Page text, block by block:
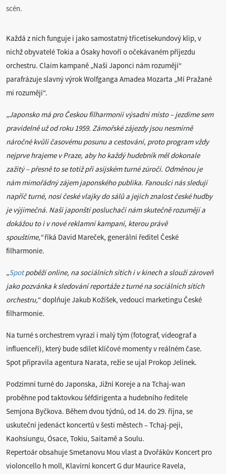
scén.
Každá z nich funguje i jako samostatný třicetisekundový klip, v
nichž obyvatelé Tokia a Ósaky hovoří o očekávaném příjezdu
orchestru. Claim kampaně „Naši Japonci nám rozumějí“
parafrázuje slavný výrok Wolfganga Amadea Mozarta „Mí Pražané
mi rozumějí“.
„Japonsko má pro Českou filharmonii výsadní místo – jezdíme sem
pravidelně už od roku 1959. Zámořské zájezdy jsou nesmírně
náročné kvůli časovému posunu a cestování, proto program vždy
nejprve hrajeme v Praze, aby ho každý hudebník měl dokonale
zažitý – přesně to se totiž při asijském turné zúročí. Odměnou je
nám mimořádný zájem japonského publika. Fanoušci nás sledují
napříč turné, nosí české vlajky do sálů a jejich znalost české hudby
je výjimečná. Naši japonští posluchači nám skutečně rozumějí a
dokážou to i v nové reklamní kampani, kterou právě
spouštíme,“říká David Mareček, generální ředitel České
filharmonie.
„Spotpoběží online, na sociálních sítích i v kinech a slouží zároveň
jako pozvánka k sledování reportáže z turné na sociálních sítích
orchestru,“ doplňuje Jakub Kožíšek, vedoucí marketingu České
filharmonie.
Na turné s orchestrem vyrazí i malý tým (fotograf, videograf a
influenceři), který bude sdílet klíčové momenty v reálném čase.
Spot připravila agentura Narata, režie se ujal Prokop Jelínek.
Podzimní turné do Japonska, Jižní Koreje a na Tchaj-wan
proběhne pod taktovkou šéfdirigenta a hudebního ředitele
Semjona Byčkova. Během dvou týdnů, od 14. do 29. října, se
uskuteční jedenáct koncertů v šesti městech – Tchaj-peji,
Kaohsiungu, Ósace, Tokiu, Saitamě a Soulu.
Repertoár obsahuje Smetanovu Mou vlast a Dvořákův Koncert pro
violoncello h moll, Klavírní koncert G dur Maurice Ravela,